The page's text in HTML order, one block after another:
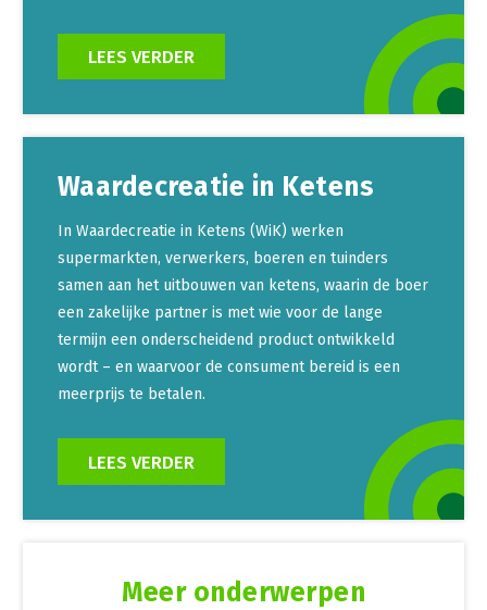
LEES VERDER
Waardecreatie in Ketens
In Waardecreatie in Ketens (WiK) werken
supermarkten, verwerkers, boeren en tuinders
samen aan het uitbouwen van ketens, waarin de boer
een zakelijke partner is met wie voor de lange
termijn een onderscheidend product ontwikkeld
wordt – en waarvoor de consument bereid is een
meerprijs te betalen.
LEES VERDER
Meer onderwerpen